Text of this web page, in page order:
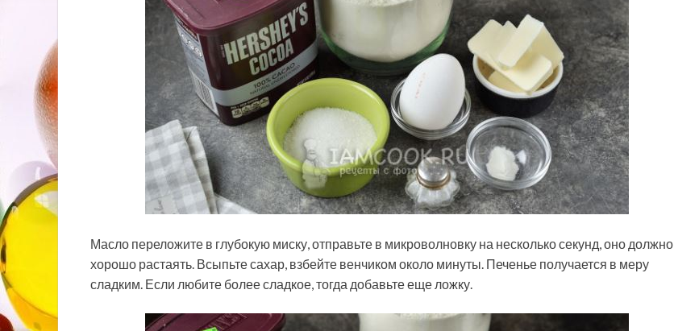
Масло переложите в глубокую миску, отправьте в микроволновку на несколько секунд, оно должно
хорошо растаять. Всыпьте сахар, взбейте венчиком около минуты. Печенье получается в меру
сладким. Если любите более сладкое, тогда добавьте еще ложку.